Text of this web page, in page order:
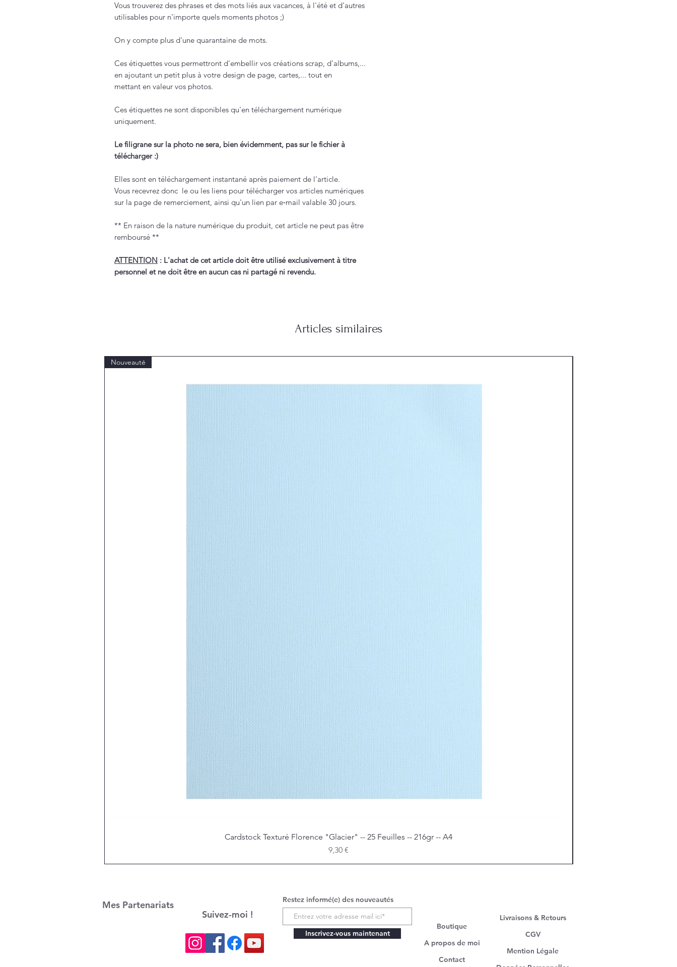
Vous trouverez des phrases et des mots liés aux vacances, à l'été et d'autres
utilisables pour n'importe quels moments photos ;)
On y compte plus d'une quarantaine de mots.
Ces étiquettes vous permettront d'embellir vos créations scrap, d'albums,...
en ajoutant un petit plus à votre design de page, cartes,... tout en
mettant en valeur vos photos.
Ces étiquettes ne sont disponibles qu'en téléchargement numérique
uniquement.
Le filigrane sur la photo ne sera, bien évidemment, pas sur le fichier à
télécharger :)
Elles sont en téléchargement instantané après paiement de l'article.
Vous recevrez donc le ou les liens pour télécharger vos articles numériques
sur la page de remerciement, ainsi qu'un lien par e‑mail valable 30 jours.
** En raison de la nature numérique du produit, cet article ne peut pas être
remboursé **
ATTENTION : L'achat de cet article doit être utilisé exclusivement à titre
personnel et ne doit être en aucun cas ni partagé ni revendu.
Articles similaires
Aperçu rapide
Nouveauté
Cardstock Texturé Florence "Glacier" -- 25 Feuilles -- 216gr -- A4
Prix
9,30 €
Mes Partenariats Restez informé(e) des nouveautés
Inscrivez-vous maintenant
Suivez-moi !
Boutique
A propos de moi
Contact
Livraisons & Retours
CGV
Mention Légale